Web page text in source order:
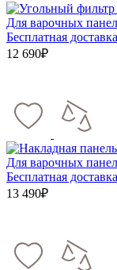
Для варочных
Бесплатная
12 690₽
Для варочных
Бесплатная
13 490₽